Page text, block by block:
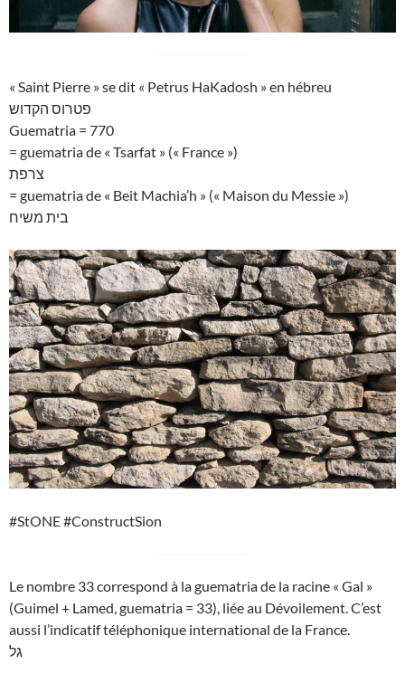
« Saint Pierre » se dit « Petrus HaKadosh » en hébreu
פטרוס הקדוש
Guematria = 770
= guematria de « Tsarfat » (« France »)
צרפת
= guematria de « Beit Machia’h » (« Maison du Messie »)
בית משיח
#StONE #ConstructSion
Le nombre 33 correspond à la guematria de la racine « Gal »
(Guimel + Lamed, guematria = 33), liée au Dévoilement. C’est
aussi l’indicatif téléphonique international de la France.
גל